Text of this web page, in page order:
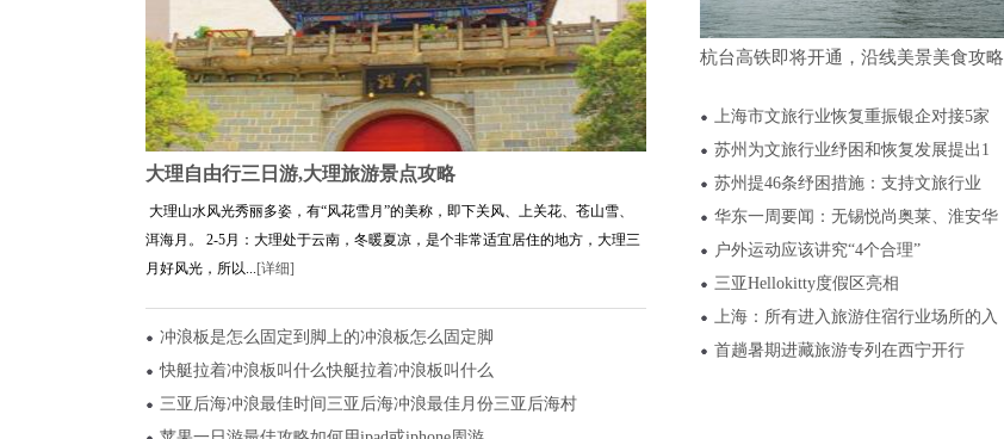
大理自由行三日游,大理旅游景点攻略
大理山水风光秀丽多姿，有“风花雪月”的美称，即下关风、上关花、苍山雪、
洱海月。 2-5月：大理处于云南，冬暖夏凉，是个非常适宜居住的地方，大理三
月好风光，所以... [详细]
冲浪板是怎么固定到脚上的冲浪板怎么固定脚
快艇拉着冲浪板叫什么快艇拉着冲浪板叫什么
三亚后海冲浪最佳时间三亚后海冲浪最佳月份三亚后海村
杭台高铁即将开通，沿线美景美食攻略
上海市文旅行业恢复重振银企对接5家
苏州为文旅行业纾困和恢复发展提出1
苏州提46条纾困措施：支持文旅行业
华东一周要闻：无锡悦尚奥莱、淮安华
户外运动应该讲究“4个合理”
三亚Hellokitty度假区亮相
上海：所有进入旅游住宿行业场所的入
首趟暑期进藏旅游专列在西宁开行